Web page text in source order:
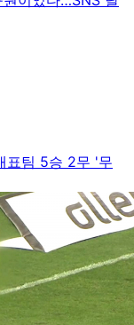
표팀 5승 2무 '무